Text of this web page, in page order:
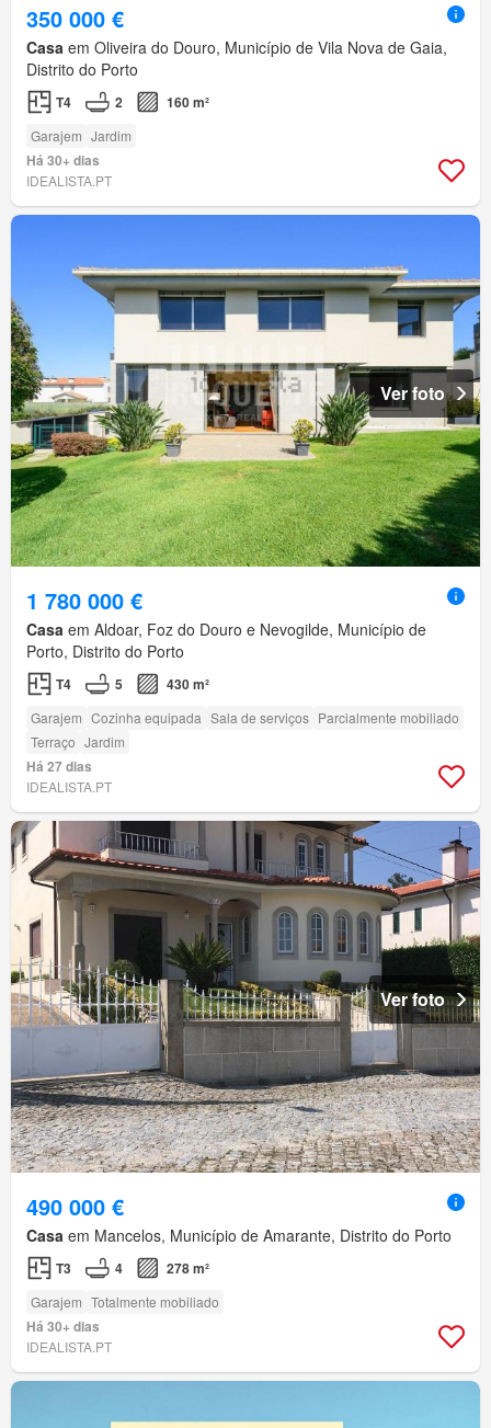
350 000 €
Casa em Oliveira do Douro, Município de Vila Nova de Gaia,
Distrito do Porto
T4 2 160 m²
Garajem Jardim
Há 30+ dias
IDEALISTA.PT
Ver foto
1 780 000 €
Casa em Aldoar, Foz do Douro e Nevogilde, Município de
Porto, Distrito do Porto
T4 5 430 m²
Garajem Cozinha equipada Sala de serviços Parcialmente mobiliado
Terraço Jardim
Há 27 dias
IDEALISTA.PT
Ver foto
490 000 €
Casa em Mancelos, Município de Amarante, Distrito do Porto
T3 4 278 m²
Garajem Totalmente mobiliado
Há 30+ dias
IDEALISTA.PT